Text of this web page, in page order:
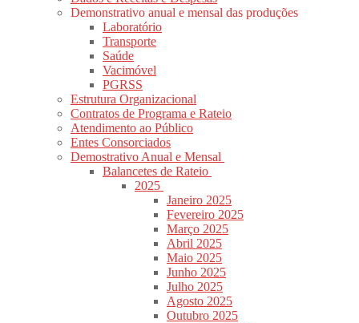
Demonstrativo anual e mensal das produções
Laboratório
Transporte
Saúde
Vacimóvel
PGRSS
Estrutura Organizacional
Contratos de Programa e Rateio
Atendimento ao Público
Entes Consorciados
Demostrativo Anual e Mensal
Balancetes de Rateio
2025
Janeiro 2025
Fevereiro 2025
Março 2025
Abril 2025
Maio 2025
Junho 2025
Julho 2025
Agosto 2025
Outubro 2025